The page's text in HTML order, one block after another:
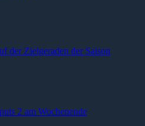
der Zielgeraden der Saison
2 am Wochenende